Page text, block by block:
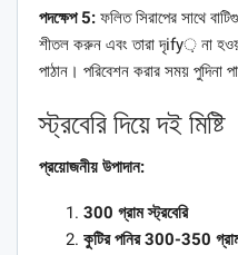
পদক্ষেপ 5: ফলিত সিরাপের সাথে
শীতল করুন এবং তারা দৃify় না
পাঠান। পরিবেশন করার সময় পুদিনা
স্ট্রবেরি দিয়ে দই মিষ্টি
প্রয়োজনীয় উপাদান:
300 গ্রাম স্ট্রবেরি
কুটির পনির 300-350